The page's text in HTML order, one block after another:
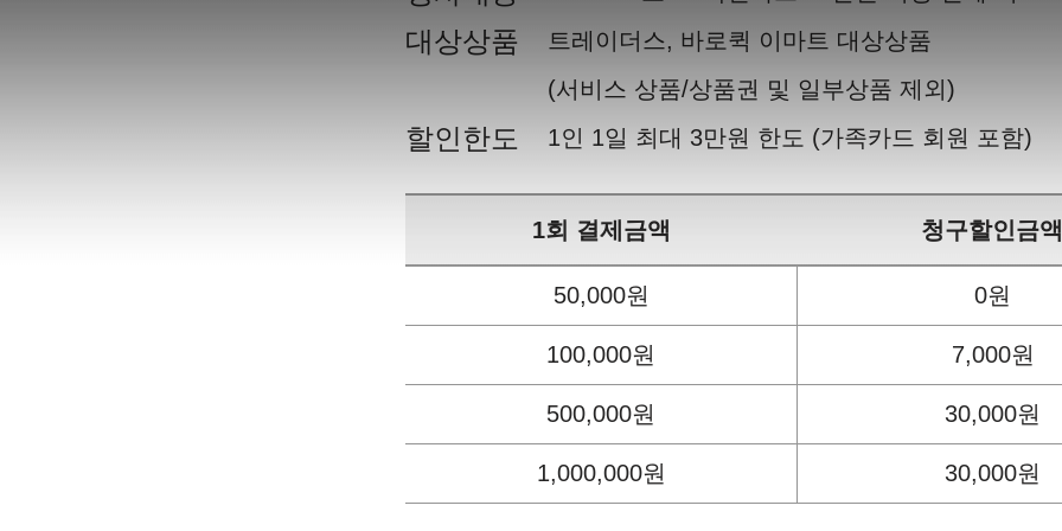
대상상품
트레이더스, 바로퀵 이마트 대상상품
(서비스 상품/상품권 및 일부상품 제외)
할인한도 1인 1일 최대 3만원 한도 (가족카드 회원 포함)
1회 결제금액 청구할인금액
50,000원 0원
100,000원 7,000원
500,000원 30,000원
1,000,000원 30,000원